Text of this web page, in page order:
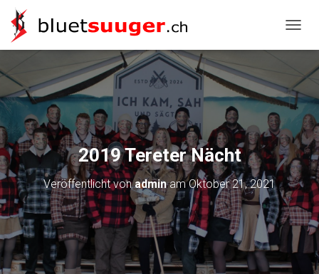
2019 Tereter Nächt
Veröffentlicht vonadminamOktober 21, 2021